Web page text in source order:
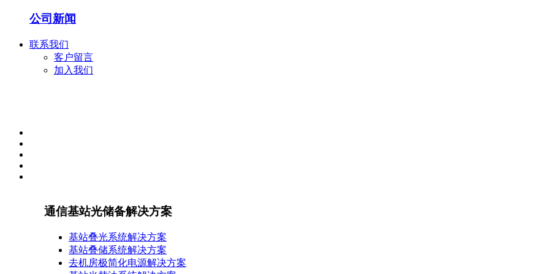
公司新闻
联系我们
客户留言
加入我们
通信基站光储备解决方案
基站叠光系统解决方案
基站叠储系统解决方案
去机房极简化电源解决方案